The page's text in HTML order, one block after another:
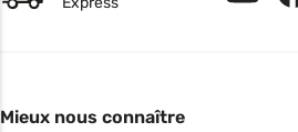
Mieux nous connaître